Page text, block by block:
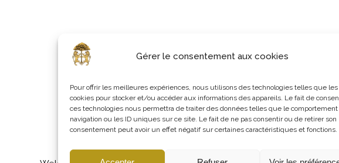
Gérer le consentement aux cookies
Pour offrir les meilleures expériences, nous utilisons des technologies telles que les
cookies pour stocker et/ou accéder aux informations des appareils. Le fait de
ces technologies nous permettra de traiter des données telles que le
navigation ou les ID uniques sur ce site. Le fait de ne pas consentir ou de retirer son
consentement peut avoir un effet négatif sur certaines caractéristiques et fonctions.
BYADMIN UNCATEGORIZED
Hello world!